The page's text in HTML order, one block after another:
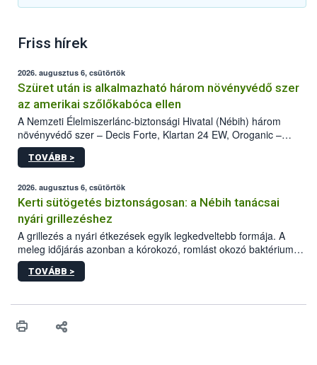
Friss hírek
2026. augusztus 6, csütörtök
Szüret után is alkalmazható három növényvédő szer
az amerikai szőlőkabóca ellen
A Nemzeti Élelmiszerlánc-biztonsági Hivatal (Nébih) három
növényvédő szer – Decis Forte, Klartan 24 EW, Oroganic –
engedélyokiratát módosította, így azok a szüretet követően,
egészen a vesszőérettség (BBCH 91) stádiumáig
érésű szőlőkben is legyen lehetőség a károsító elleni további
védekezésre. Az Oroganic készítmény kis kiszerelésben kiskerti
felhasználók számára is elérhető és ökológiai termesztésben is
engedélyezett.
TOVÁBB >
2026. augusztus 6, csütörtök
Kerti sütögetés biztonságosan: a Nébih tanácsai
nyári grillezéshez
A grillezés a nyári étkezések egyik legkedveltebb formája. A
meleg időjárás azonban a kórokozó, romlást okozó baktériumok
gyorsabb szaporodásának is kedvez. A szabadtéri sütögetés
ezért nem csupán a megfelelő sütési technikáról szól: legalább
higiéniai szabályok betartása, a megfelelő hőkezelés, valamint a
biztonsági Hivatal (Nébih) Oktatási Programja összegyűjtötte a
TOVÁBB >